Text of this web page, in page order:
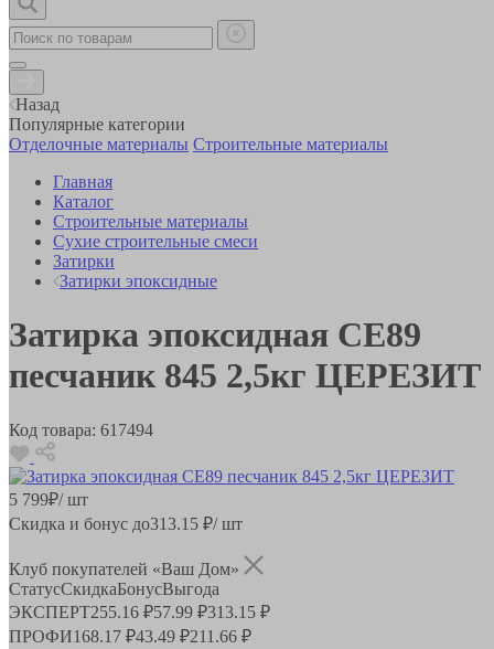
Назад
Популярные категории
Отделочные материалы Строительные материалы
Главная
Каталог
Строительные материалы
Сухие строительные смеси
Затирки
Затирки эпоксидные
Затирка эпоксидная СЕ89
песчаник 845 2,5кг ЦЕРЕЗИТ
Код товара: 617494
5 799₽/ шт
Скидка и бонус до313.15 ₽/ шт
Клуб покупателей «Ваш Дом»
СтатусСкидкаБонусВыгода
ЭКСПЕРТ255.16 ₽57.99 ₽313.15 ₽
ПРОФИ168.17 ₽43.49 ₽211.66 ₽